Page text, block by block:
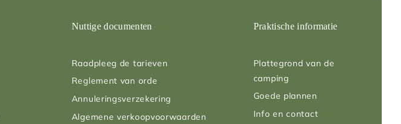
Nuttige documenten
Raadpleeg de tarieven
Reglement van orde
Annuleringsverzekering
Algemene verkoopvoorwaarden
Praktische informatie
Plattegrond van de
camping
Goede plannen
Info en contact